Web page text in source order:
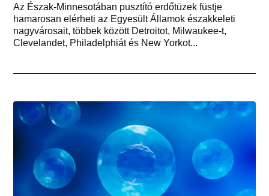
Az Észak-Minnesotában pusztító erdőtüzek füstje
hamarosan elérheti az Egyesült Államok északkeleti
nagyvárosait, többek között Detroitot, Milwaukee-t,
Clevelandet, Philadelphiát és New Yorkot...